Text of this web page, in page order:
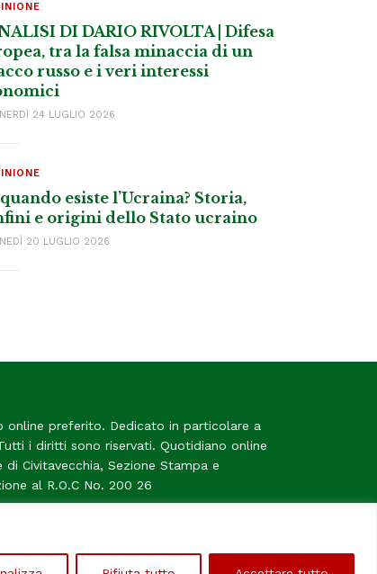
DI DARIO RIVOLTA | Difesa
tra la falsa minaccia di un
russo e i veri interessi
24 LUGLIO 2026
esiste l’Ucraina? Storia,
e origini dello Stato ucraino
20 LUGLIO 2026
online preferito. Dedicato in particolare a
i diritti sono riservati. Quotidiano online
Civitavecchia, Sezione Stampa e
al R.O.C No. 200 26